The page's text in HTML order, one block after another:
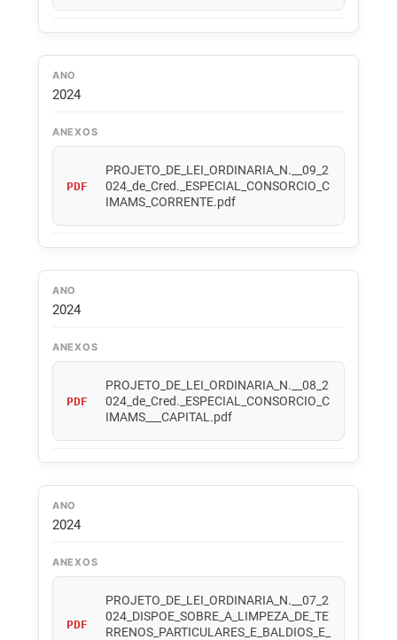
ANO
2024
ANEXOS
PDF
PROJETO_DE_LEI_ORDINARIA_N.__09_2
024_de_Cred._ESPECIAL_CONSORCIO_C
IMAMS_CORRENTE.pdf
ANO
2024
ANEXOS
PDF
PROJETO_DE_LEI_ORDINARIA_N.__08_2
024_de_Cred._ESPECIAL_CONSORCIO_C
IMAMS___CAPITAL.pdf
ANO
2024
ANEXOS
PDF
PROJETO_DE_LEI_ORDINARIA_N.__07_2
024_DISPOE_SOBRE_A_LIMPEZA_DE_TE
RRENOS_PARTICULARES_E_BALDIOS_E_